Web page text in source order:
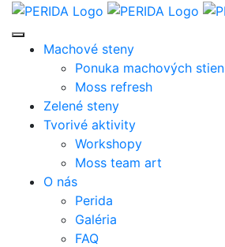
Machové steny
Ponuka machových stien
Moss refresh
Zelené steny
Tvorivé aktivity
Workshopy
Moss team art
O nás
Perida
Galéria
FAQ